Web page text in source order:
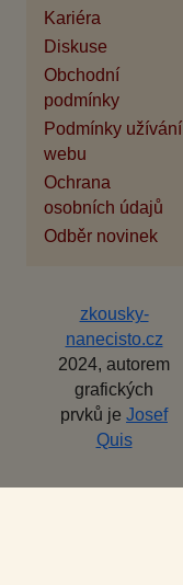
Kariéra
Diskuse
Obchodní
podmínky
Podmínky užívání
webu
Ochrana
osobních údajů
Odběr novinek
zkousky-
nanecisto.cz
2024, autorem
grafických
prvků je Josef
Quis